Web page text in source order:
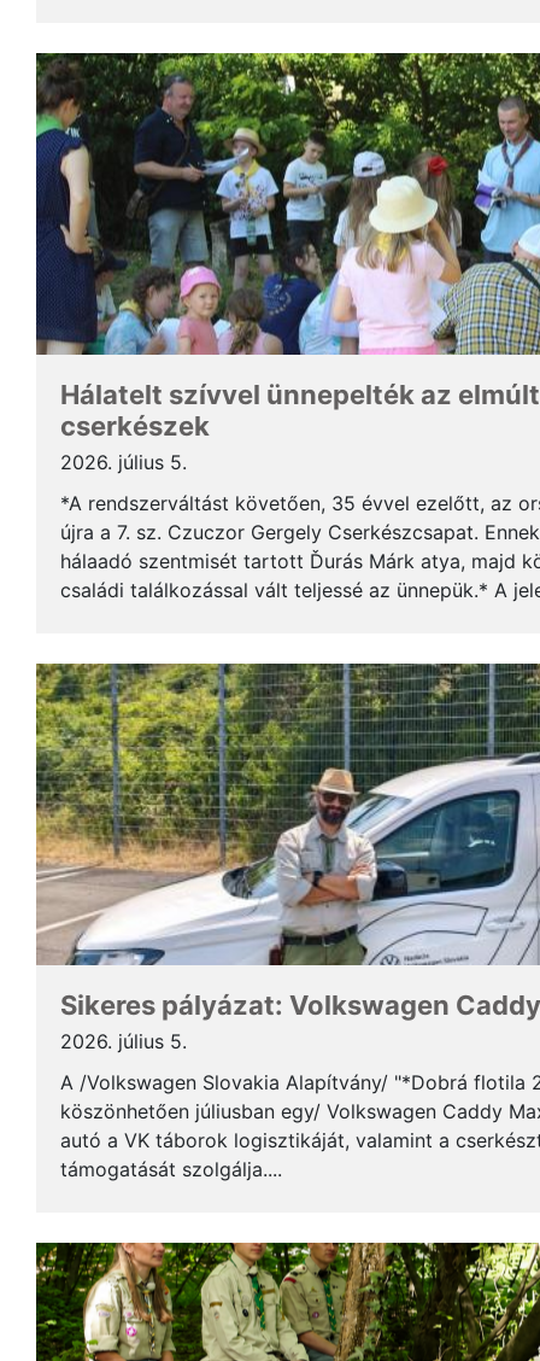
Hálatelt szívvel ünnepelték az
cserkészek
2026. július 5.
*A rendszerváltást követően, 35 évvel ezelőtt, az
újra a 7. sz. Czuczor Gergely Cserkészcsapat.
hálaadó szentmisét tartott Ďurás Márk atya, majd
családi találkozással vált teljessé az ünnepük.* A
Sikeres pályázat: Volkswagen
2026. július 5.
A /Volkswagen Slovakia Alapítvány/ "*Dobrá flotila
köszönhetően júliusban egy/ Volkswagen Caddy
autó a VK táborok logisztikáját, valamint a
támogatását szolgálja....